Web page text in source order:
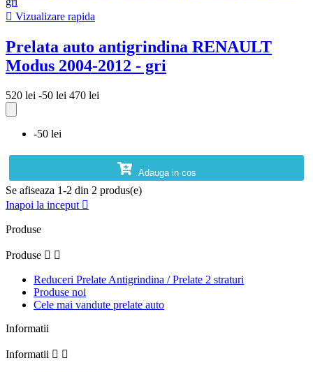
 Vizualizare rapida
Prelata auto antigrindina RENAULT
Modus 2004-2012 - gri
520 lei -50 lei 470 lei
-50 lei
Adauga in cos
Se afiseaza 1-2 din 2 produs(e)
Inapoi la inceput 
Produse
Produse  
Reduceri Prelate Antigrindina / Prelate 2 straturi
Produse noi
Cele mai vandute prelate auto
Informatii
Informatii  